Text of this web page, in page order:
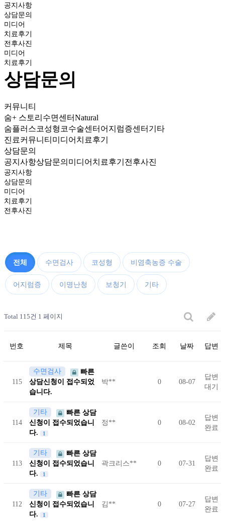
공지사항
상담문의
미디어
치료후기
전후사진
미디어
치료후기
상담문의
메인페이지로
커뮤니티
숨+ 스토리 수면센터Natural
숨플러스코성형 코수술센터 어지럼증센터 기타
진료커뮤니티 미디어 치료후기
상담문의
공지사항상담문의 미디어 치료후기 전후사진
공지사항
상담문의
미디어
치료후기
전후사진
전체 수면검사 코성형 비염축농증 수술
어지럼증 이명난청 보청기 기타
Total 115건 1 페이지
번호 제목 글쓴이 조회 날짜 답변
115
수면검사
빠른
상담신청이 접수되었
습니다.
박** 0 08-07
답변
대기
114
기타
빠른 상담
신청이 접수되었습니
다.
1
정** 0 08-02
답변
완료
113
기타
빠른 상담
신청이 접수되었습니
다.
1
곽크리스** 0 07-31
답변
완료
112
기타
빠른 상담
신청이 접수되었습니
다.
1
김** 0 07-27
답변
완료